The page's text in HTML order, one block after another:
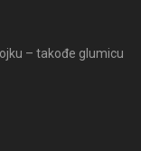
– takođe glumicu